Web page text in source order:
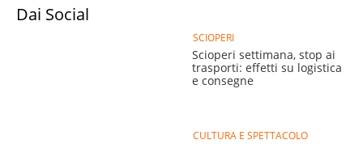
Dai Social
SCIOPERI
Scioperi settimana, stop ai
trasporti: effetti su logistica
e consegne
CULTURA E SPETTACOLO